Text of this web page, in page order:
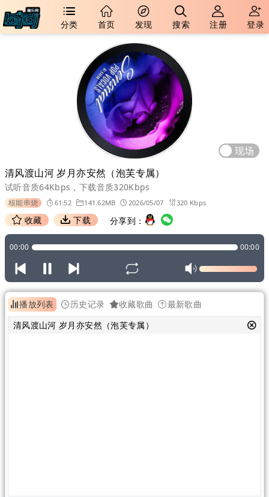
分类 首页 发现 搜索 注册 登录
现场
清风渡山河 岁月亦安然（泡芙专属）
试听音质64Kbps，下载音质320Kbps
核能串烧 61:52 141.62MB 2026/05/07 320 Kbps
收藏 下载 分享到：
00:00 00:00
播放列表 历史记录 收藏歌曲
最新歌曲
清风渡山河 岁月亦安然（泡芙专属）